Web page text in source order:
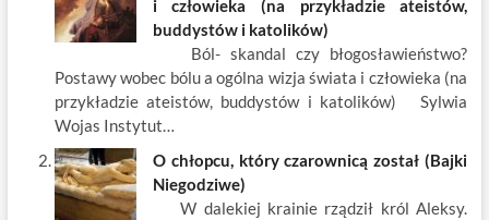
o
o
k
t
p dI
n
i człowieka (na przykładzie ateistów,
buddystów i katolików)
Ból- skandal czy błogosławieństwo?
Postawy wobec bólu a ogólna wizja świata i człowieka (na
przykładzie ateistów, buddystów i katolików) Sylwia
Wojas Instytut…
O chłopcu, który czarownicą został (Bajki
Niegodziwe)
W dalekiej krainie rządził król Aleksy.